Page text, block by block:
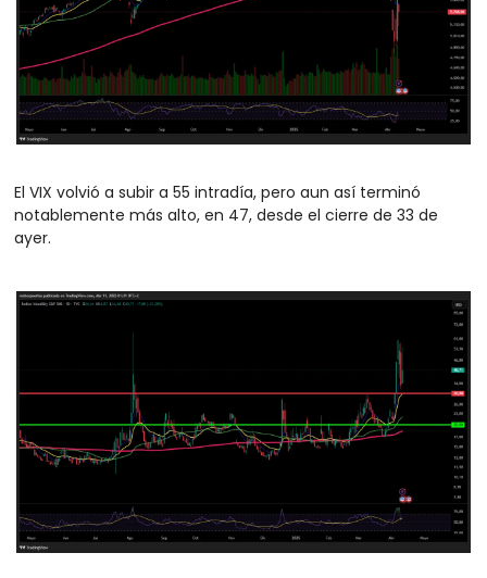
El VIX volvió a subir a 55 intradía, pero aun así terminó
notablemente más alto, en 47, desde el cierre de 33 de
ayer.